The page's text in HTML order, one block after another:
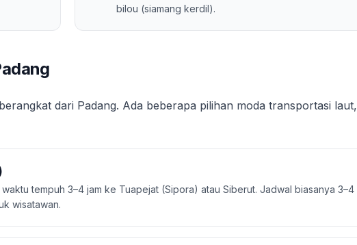
bilou (siamang kerdil).
dari Padang. Ada beberapa pilihan moda transportasi laut,
tempuh 3–4 jam ke Tuapejat (Sipora) atau Siberut. Jadwal biasanya 3–4
wisatawan.